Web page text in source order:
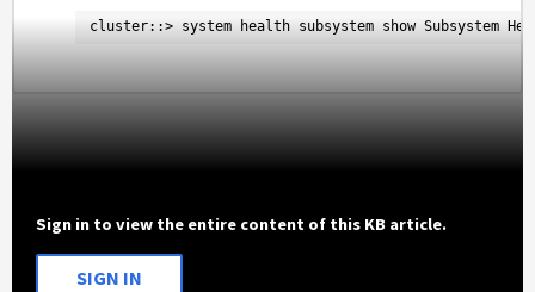
cluster::> system health subsystem show
Sign in to view the entire content of this KB article.
SIGN IN